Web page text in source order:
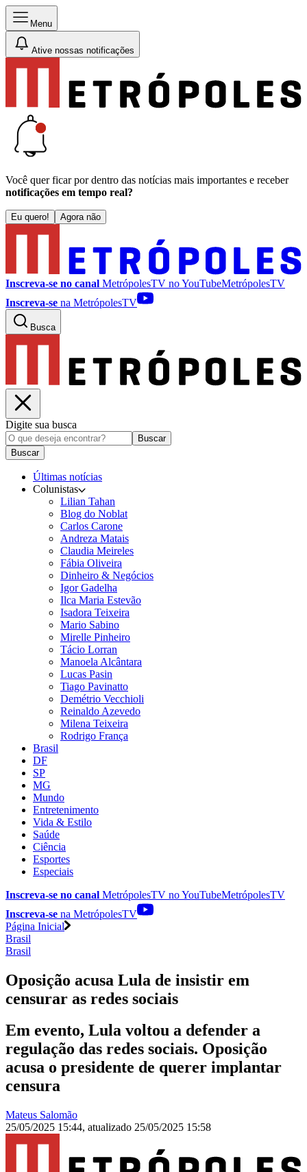
Menu
Ative nossas notificações
Você quer ficar por dentro das notícias mais importantes e receber
notificações em tempo real?
Eu quero! Agora não
Inscreva-se no canal MetrópolesTV noYouTubeMetrópolesTV
Inscreva-se na MetrópolesTV
Busca
Digite sua busca
Buscar
Buscar
Últimas notícias
Colunistas
Lilian Tahan
Blog do Noblat
Carlos Carone
Andreza Matais
Claudia Meireles
Fábia Oliveira
Dinheiro & Negócios
Igor Gadelha
Ilca Maria Estevão
Isadora Teixeira
Mario Sabino
Mirelle Pinheiro
Tácio Lorran
Manoela Alcântara
Lucas Pasin
Tiago Pavinatto
Demétrio Vecchioli
Reinaldo Azevedo
Milena Teixeira
Rodrigo França
Brasil
DF
SP
MG
Mundo
Entretenimento
Vida & Estilo
Saúde
Ciência
Esportes
Especiais
Inscreva-se no canal MetrópolesTV noYouTubeMetrópolesTV
Inscreva-se na MetrópolesTV
Página Inicial
Brasil
Brasil
Oposição acusa Lula de insistir em
censurar as redes sociais
Em evento, Lula voltou a defender a
regulação das redes sociais. Oposição
acusa o presidente de querer implantar
censura
Mateus Salomão
25/05/2025 15:44, atualizado 25/05/2025 15:58